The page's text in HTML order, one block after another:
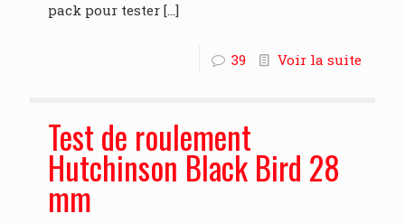
pack pour tester […]
39 Voir la suite
Test de roulement
Hutchinson Black Bird 28
mm